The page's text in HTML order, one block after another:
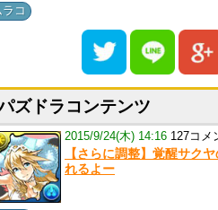
ラコ
ズドラコンテンツ
2015/9/24(木) 14:16 127コメ
【さらに調整】覚醒サク
れるよー